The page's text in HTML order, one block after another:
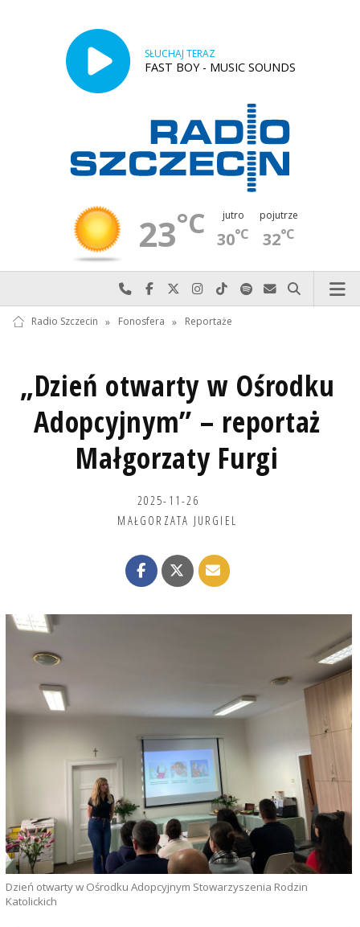
SŁUCHAJ TERAZ
FAST BOY - MUSIC SOUNDS
23°C jutro
30°C
pojutrze
32°C
Najlepiej po prostu do nas zadzwoń
Odwiedź nas na Facebook-u
Odwiedź nas na X
Odwiedź nas na Instagram-ie
Odwiedź nas na TikTok-u
Szukaj nas na Spotify
Wyślij do nas
Szukaj
Radio Szczecin » Fonosfera » Reportaże
„Dzień otwarty w Ośrodku
Adopcyjnym” – reportaż
Małgorzaty Furgi
2025-11-26
MAŁGORZATA JURGIEL
Dzień otwarty w Ośrodku Adopcyjnym Stowarzyszenia Rodzin
Katolickich